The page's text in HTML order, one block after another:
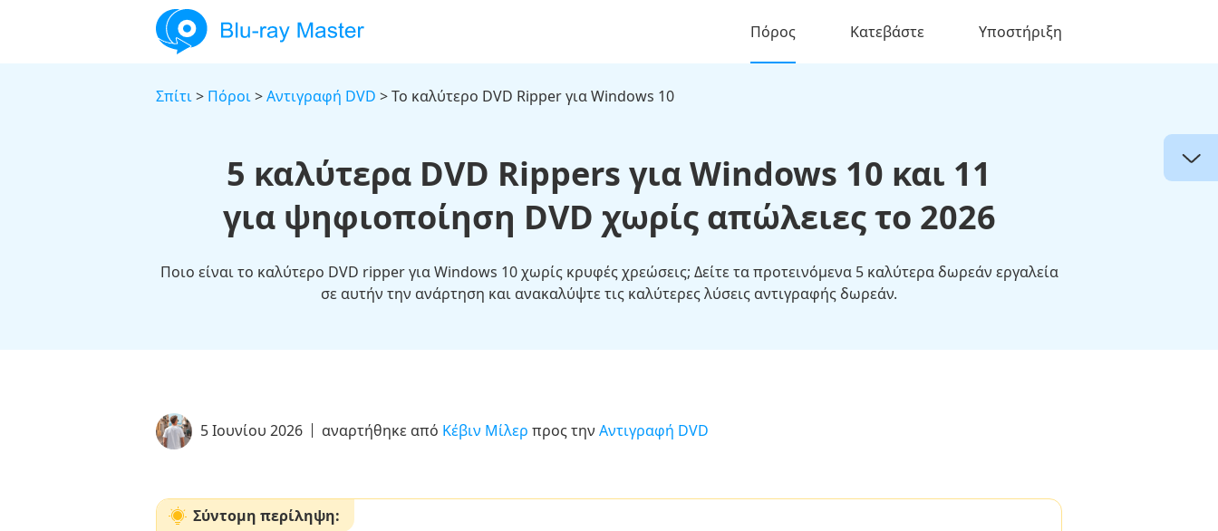
Πόρος Κατεβάστε Υποστήριξη
Σπίτι> Πόροι>Αντιγραφή DVD > Το καλύτερο DVD Ripper για Windows 10
5 καλύτερα DVD Rippers για Windows 10 και 11
για ψηφιοποίηση DVD χωρίς απώλειες το 2026
Ποιο είναι το καλύτερο DVD ripper για Windows 10 χωρίς κρυφές χρεώσεις; Δείτε τα προτεινόμενα 5 καλύτερα δωρεάν εργαλεία
σε αυτήν την ανάρτηση και ανακαλύψτε τις καλύτερες λύσεις αντιγραφής δωρεάν.
5 Ιουνίου 2026 αναρτήθηκε από Κέβιν Μίλερ προς την Αντιγραφή DVD
Σύντομη περίληψη: